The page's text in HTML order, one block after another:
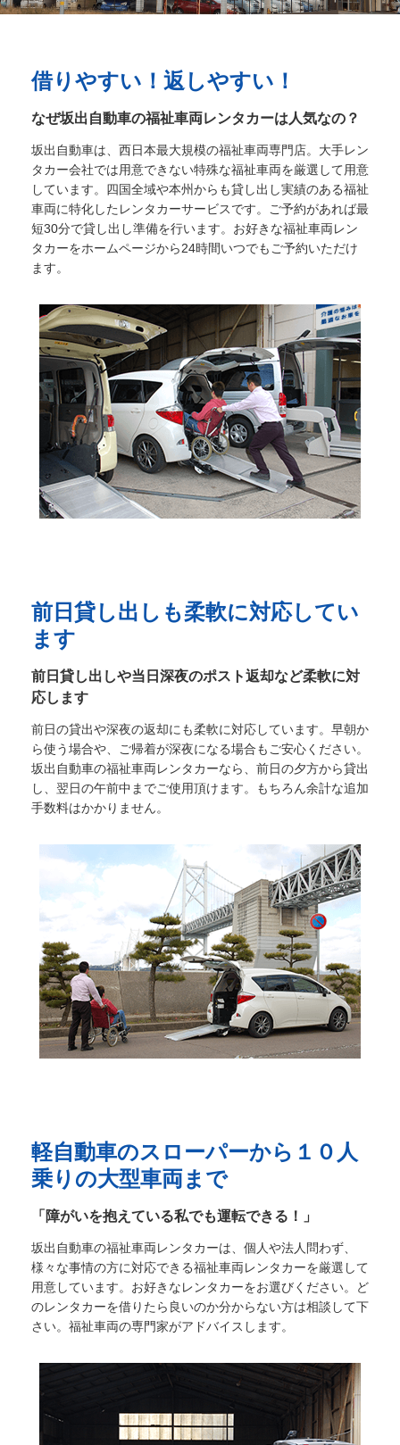
借りやすい！返しやすい！
なぜ坂出自動車の福祉車両レンタカーは人気なの？
坂出自動車は、西日本最大規模の福祉車両専門店。大手レン
タカー会社では用意できない特殊な福祉車両を厳選して用意
しています。四国全域や本州からも貸し出し実績のある福祉
車両に特化したレンタカーサービスです。ご予約があれば最
短30分で貸し出し準備を行います。お好きな福祉車両レン
タカーをホームページから24時間いつでもご予約いただけ
ます。
前日貸し出しも柔軟に対応してい
ます
前日貸し出しや当日深夜のポスト返却など柔軟に対
応します
前日の貸出や深夜の返却にも柔軟に対応しています。早朝か
ら使う場合や、ご帰着が深夜になる場合もご安心ください。
坂出自動車の福祉車両レンタカーなら、前日の夕方から貸出
し、翌日の午前中までご使用頂けます。もちろん余計な追加
手数料はかかりません。
軽自動車のスローパーから１０人
乗りの大型車両まで
「障がいを抱えている私でも運転できる！」
坂出自動車の福祉車両レンタカーは、個人や法人問わず、
様々な事情の方に対応できる福祉車両レンタカーを厳選して
用意しています。お好きなレンタカーをお選びください。ど
のレンタカーを借りたら良いのか分からない方は相談して下
さい。福祉車両の専門家がアドバイスします。